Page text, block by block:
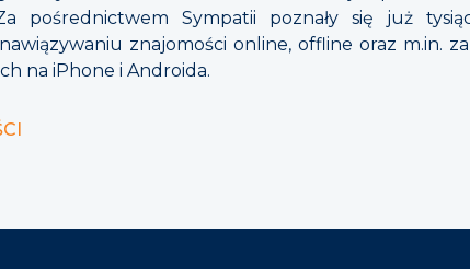
pośrednictwem Sympatii poznały się już
znajomości online, offline oraz m.in.
na iPhone i Androida.